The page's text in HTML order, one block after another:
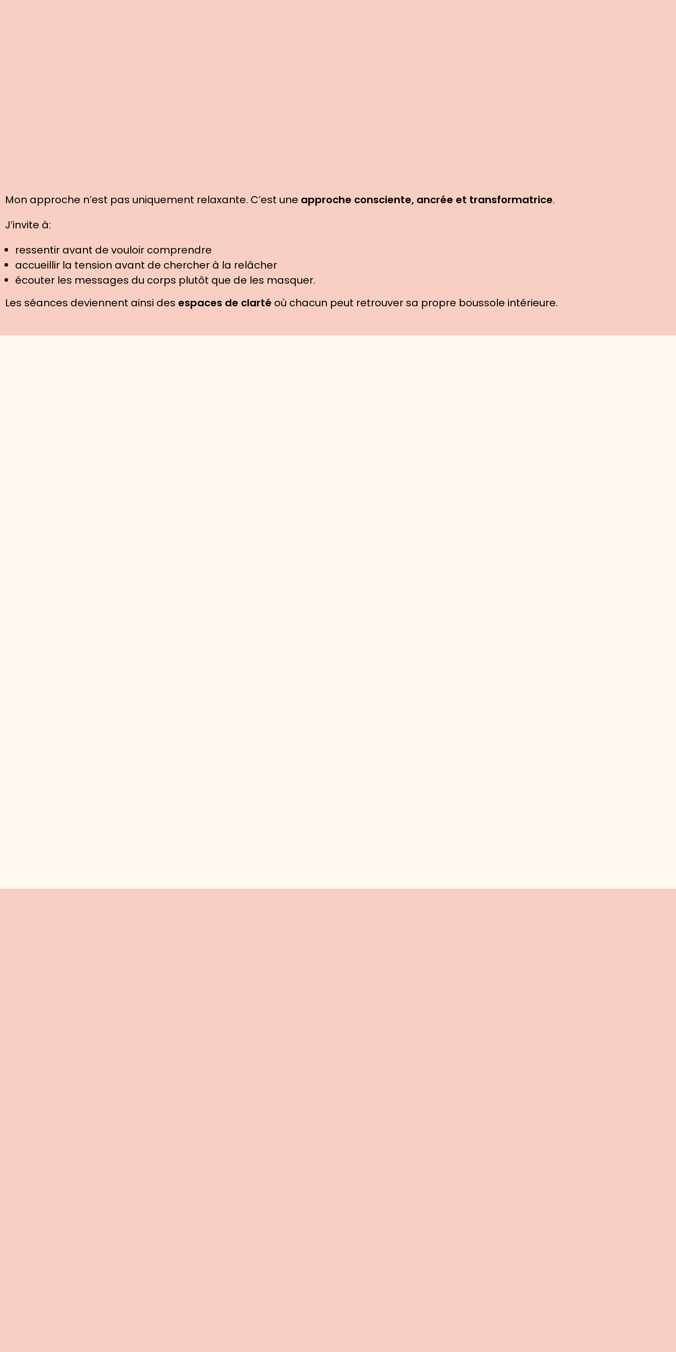
Mon approche n’est pas uniquement relaxante. C’est une approche consciente, ancrée et transformatrice.
J’invite à:
ressentir avant de vouloir comprendre
accueillir la tension avant de chercher à la relâcher
écouter les messages du corps plutôt que de les masquer.
Les séances deviennent ainsi des espaces de clarté où chacun peut retrouver sa propre boussole intérieure.